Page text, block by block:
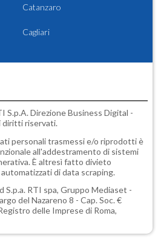
Catanzaro
Cagliari
Direzione Business Digital -
diritti riservati.
personali trasmessi e/o riprodotti è
all'addestramento di sistemi
È altresì fatto divieto
di data scraping.
S.p.a. RTI spa, Gruppo Mediaset -
del Nazareno 8 - Cap. Soc. €
delle Imprese di Roma,